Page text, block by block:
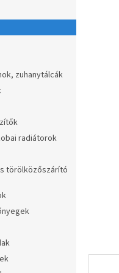
zuhanytálcák
radiátorok
törölközőszárító